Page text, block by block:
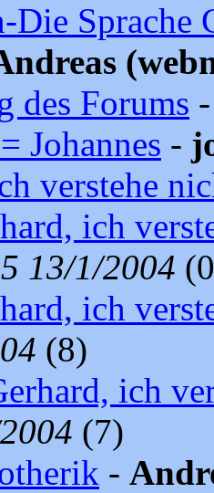
Die Sprache
des Forums
Johannes -
verstehe
ich
13/1/2004
ich
(8)
ich
(7)
-